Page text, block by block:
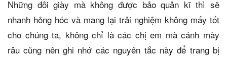
Những đôi giày mà không được bảo quản kĩ thì sẽ
nhanh hỏng hóc và mang lại trải nghiệm không mấy tốt
cho chúng ta, không chỉ là các chị em mà cánh mày
râu cũng nên ghi nhớ các nguyên tắc này để trang bị